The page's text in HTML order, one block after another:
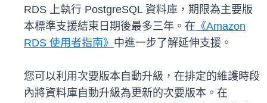
RDS 上執行 PostgreSQL 資料庫，期限為主要版
本標準支援結束日期後最多三年。在 《Amazon
RDS 使用者指南》 中進一步了解延伸支援。
您可以利用次要版本自動升級，在排定的維護時段
內將資料庫自動升級為更新的次要版本。在